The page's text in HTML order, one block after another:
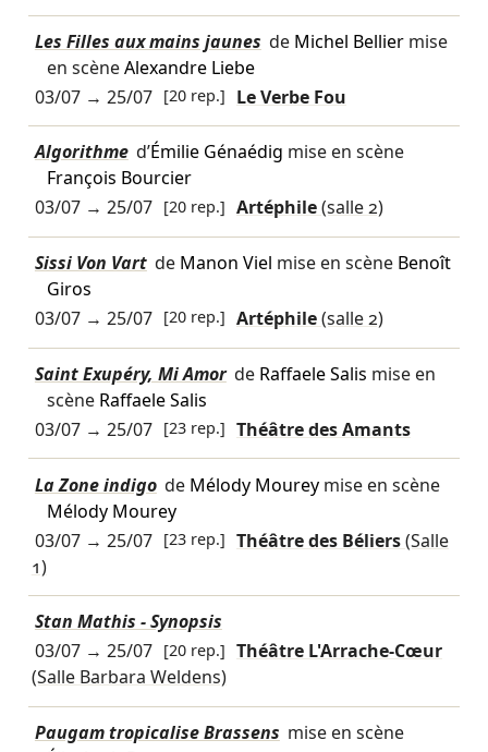
Les Filles aux mains jaunes de Michel Belliermise
en scèneAlexandre Liebe
03/07→ 25/07 [20 rep.] Le Verbe Fou
Algorithme d’Émilie Génaédig mise en scène
François Bourcier
03/07→ 25/07 [20 rep.] Artéphile(salle 2)
Sissi Von Vart de Manon Viel mise en scène Benoît
Giros
03/07→ 25/07 [20 rep.] Artéphile(salle 2)
Saint Exupéry, Mi Amor de Raffaele Salis mise en
scène Raffaele Salis
03/07→ 25/07 [23 rep.] Théâtre des Amants
La Zone indigo de Mélody Moureymise en scène
Mélody Mourey
03/07→ 25/07 [23 rep.] Théâtre des Béliers(Salle
1)
Stan Mathis - Synopsis
03/07→ 25/07 [20 rep.] Théâtre L'Arrache-Cœur
(Salle Barbara Weldens)
Paugam tropicalise Brassens mise en scène